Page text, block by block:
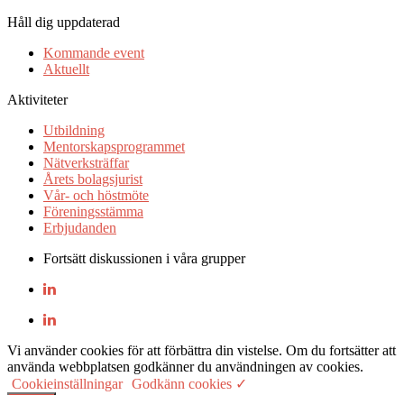
Håll dig uppdaterad
Kommande event
Aktuellt
Aktiviteter
Utbildning
Mentorskapsprogrammet
Nätverksträffar
Årets bolagsjurist
Vår- och höstmöte
Föreningsstämma
Erbjudanden
Fortsätt diskussionen i våra grupper
Vi använder cookies för att förbättra din vistelse. Om du fortsätter att
använda webbplatsen godkänner du användningen av cookies.
Cookieinställningar Godkänn cookies ✓